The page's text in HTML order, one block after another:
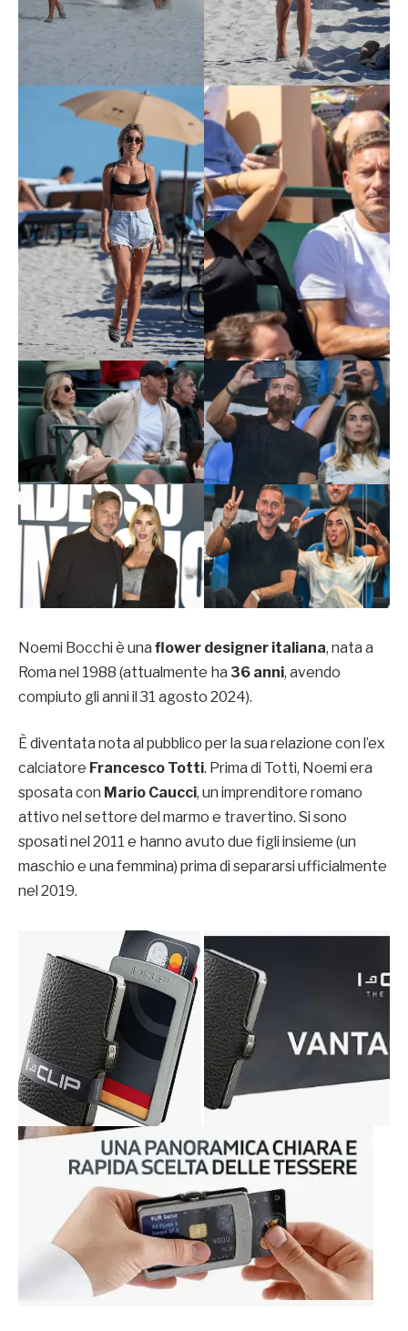
Noemi Bocchi è una flower designer italiana, nata a
Roma nel 1988 (attualmente ha 36 anni, avendo
compiuto gli anni il 31 agosto 2024).
È diventata nota al pubblico per la sua relazione con l’ex
calciatore Francesco Totti. Prima di Totti, Noemi era
sposata con Mario Caucci, un imprenditore romano
attivo nel settore del marmo e travertino. Si sono
sposati nel 2011 e hanno avuto due figli insieme (un
maschio e una femmina) prima di separarsi ufficialmente
nel 2019.